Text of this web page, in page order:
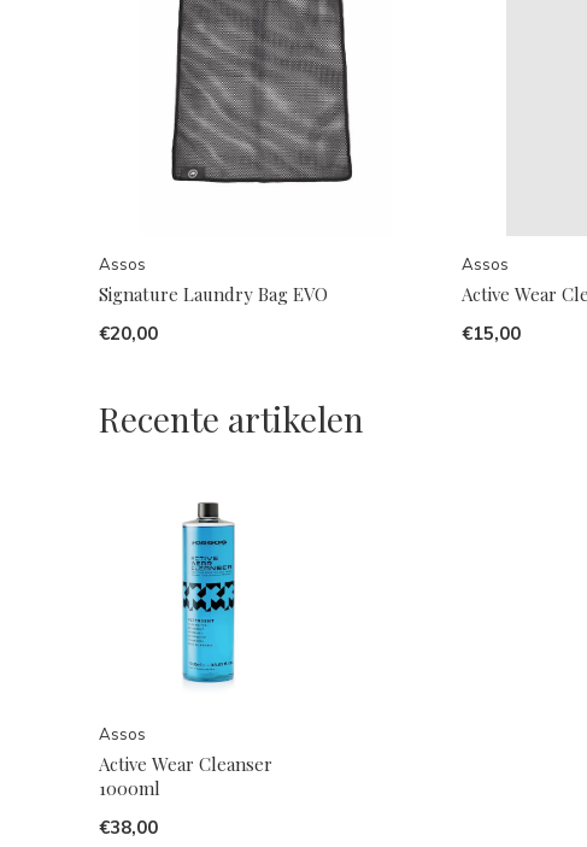
Assos
Signature Laundry Bag EVO
€20,00
Assos
Active Wear
€15,00
Recente artikelen
Assos
Active Wear Cleanser
1000ml
€38,00